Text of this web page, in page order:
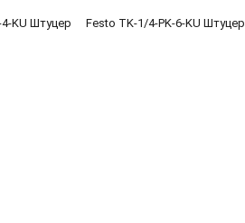
KU Штуцер Festo TK-1/4-PK-6-KU Штуцер